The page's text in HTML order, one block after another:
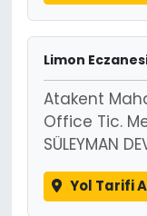
Limon
Atakent
Office Tic.
SÜLEYMAN
Yol Tarifi